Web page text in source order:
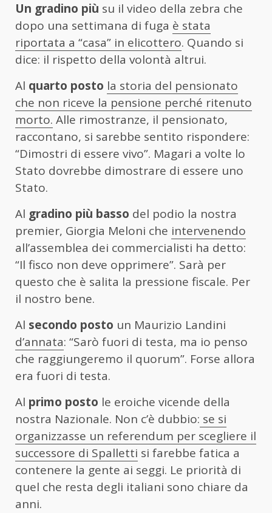
Un gradino più su il video della zebra che
dopo una settimana di fuga è stata
riportata a “casa” in elicottero. Quando si
dice: il rispetto della volontà altrui.
Al quarto posto la storia del pensionato
che non riceve la pensione perché ritenuto
morto. Alle rimostranze, il pensionato,
raccontano, si sarebbe sentito rispondere:
“Dimostri di essere vivo”. Magari a volte lo
Stato dovrebbe dimostrare di essere uno
Stato.
Al gradino più basso del podio la nostra
premier, Giorgia Meloni che intervenendo
all’assemblea dei commercialisti ha detto:
“Il fisco non deve opprimere”. Sarà per
questo che è salita la pressione fiscale. Per
il nostro bene.
Al secondo posto un Maurizio Landini
d’annata: “Sarò fuori di testa, ma io penso
che raggiungeremo il quorum”. Forse allora
era fuori di testa.
Al primo posto le eroiche vicende della
nostra Nazionale. Non c’è dubbio: se si
organizzasse un referendum per scegliere il
successore di Spalletti si farebbe fatica a
contenere la gente ai seggi. Le priorità di
quel che resta degli italiani sono chiare da
anni.